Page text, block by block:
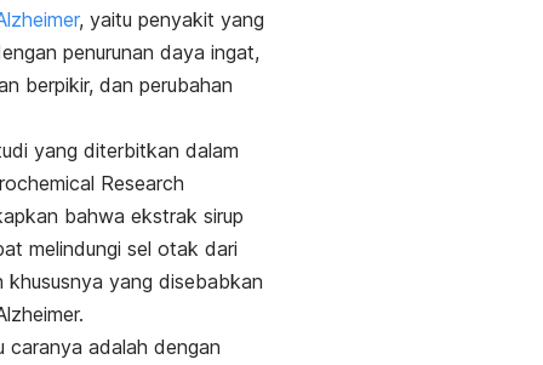
, yaitu penyakit yang
penurunan daya ingat,
berpikir, dan perubahan
yang diterbitkan dalam
Research
bahwa ekstrak sirup
melindungi sel otak dari
khususnya yang disebabkan
caranya adalah dengan